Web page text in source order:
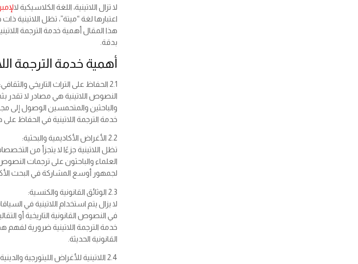
لا تزال اللاتينية، اللغة الكلاسيكية ل
اعتبارها لغة “ميتة”، تظل اللاتينية
هذا المقال أهمية خدمة الترجمة
بدقة.
أهمية خدمة الترجمة
2.1 الحفاظ على التراث التاريخي والثقافي:
النصوص اللاتينية هي مصادر لا تقدر
والباحثين والمتحمسين الوصول إلى
خدمة الترجمة اللاتينية في الحفاظ على
2.2 الأغراض الأكاديمية والبحثية:
تظل اللاتينية جزءًا لا يتجزأ من
العلماء والباحثون على ترجمات
لجمهور أوسع المشاركة في البحث
2.3 الوثائق القانونية والكنسية:
لا يزال يتم استخدام اللاتينية في
في النصوص القانونية التاريخية أو
خدمة الترجمة اللاتينية ضرورية
القانونية الحديثة.
2.4 اللاتينية للأغراض الليتورجية والدينية: